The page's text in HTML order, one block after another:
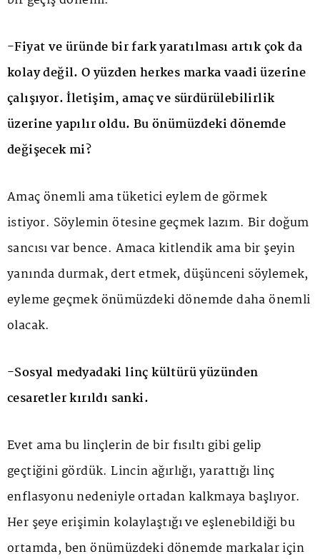
-Fiyat ve üründe bir fark yaratılması artık çok da
kolay değil. O yüzden herkes marka vaadi üzerine
çalışıyor. İletişim, amaç ve sürdürülebilirlik
üzerine yapılır oldu. Bu önümüzdeki dönemde
değişecek mi?
Amaç önemli ama tüketici eylem de görmek
istiyor. Söylemin ötesine geçmek lazım. Bir doğum
sancısı var bence. Amaca kitlendik ama bir şeyin
yanında durmak, dert etmek, düşünceni söylemek,
eyleme geçmek önümüzdeki dönemde daha önemli
olacak.
-Sosyal medyadaki linç kültürü yüzünden
cesaretler kırıldı sanki.
Evet ama bu linçlerin de bir fısıltı gibi gelip
geçtiğini gördük. Lincin ağırlığı, yarattığı linç
enflasyonu nedeniyle ortadan kalkmaya başlıyor.
Her şeye erişimin kolaylaştığı ve eşlenebildiği bu
ortamda, ben önümüzdeki dönemde markalar için